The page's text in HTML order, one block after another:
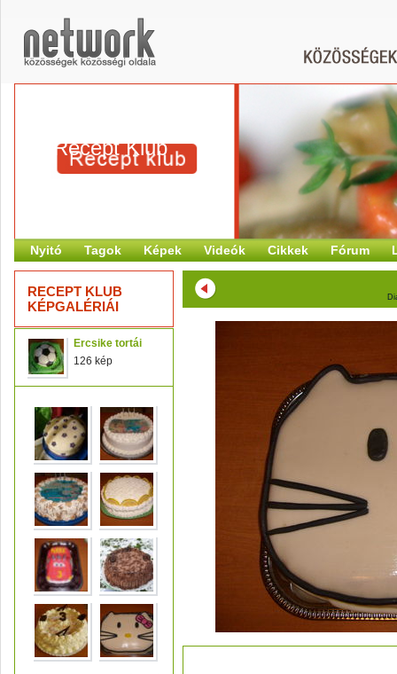
Recept Klub
Nyitó Tagok Képek Videók Cikkek Fórum
RECEPT KLUB
KÉPGALÉRIÁI
Ercsike tortái
126 kép